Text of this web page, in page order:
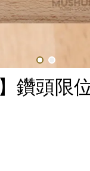
鑽頭限